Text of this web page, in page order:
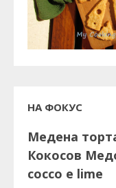
НА ФОКУС
Медена
Кокосов
cocco e lime